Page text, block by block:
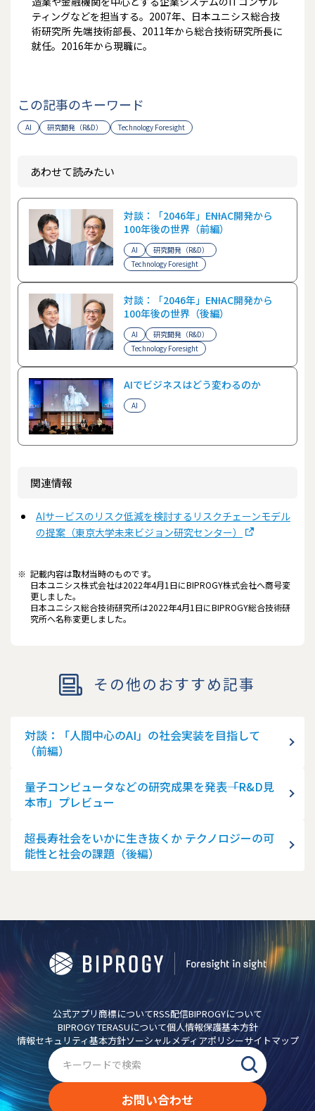
ティングなどを担当する。2007年、日本ユニシス総合技
術研究所 先端技術部長、2011年から総合技術研究所長に
就任。2016年から現職に。
この記事のキーワード
AI 研究開発（R&D） Technology Foresight
あわせて読みたい
対談：「2046年」――ENIAC開発から
100年後の世界（前編）
AI
研究開発（R&D）
Technology Foresight
対談：「2046年」――ENIAC開発から
100年後の世界（後編）
AI
研究開発（R&D）
Technology Foresight
AIでビジネスはどう変わるのか
AI
関連情報
AIサービスのリスク低減を検討するリスクチェーンモデル
の提案（東京大学未来ビジョン研究センター）
※ 記載内容は取材当時のものです。
日本ユニシス株式会社は2022年4月1日にBIPROGY株式会社へ商号変
更しました。
日本ユニシス総合技術研究所は2022年4月1日にBIPROGY総合技術研
究所へ名称変更しました。
その他のおすすめ記事
対談：「人間中心のAI」の社会実装を目指して
（前編）
量子コンピュータなどの研究成果を発表――「R&D見
本市」プレビュー
超長寿社会をいかに生き抜くか テクノロジーの可
能性と社会の課題（後編）
公式アプリ 商標についてRSS配信BIPROGYについて
BIPROGY TERASUについて個人情報保護基本方針
情報セキュリティ基本方針ソーシャルメディアポリシーサイトマップ
お問い合わせ